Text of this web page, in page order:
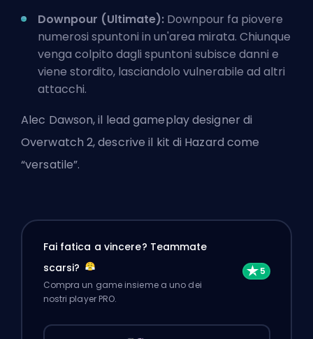
Downpour (Ultimate): Downpour fa piovere
numerosi spuntoni in un'area mirata. Chiunque
venga colpito dagli spuntoni subisce danni e
viene stordito, lasciandolo vulnerabile ad altri
attacchi.
Alec Dawson, il lead gameplay designer di
Overwatch 2, descrive il kit di Hazard come
“versatile”.
Fai fatica a vincere? Teammate
scarsi?
Compra un game insieme a uno dei
nostri player PRO.